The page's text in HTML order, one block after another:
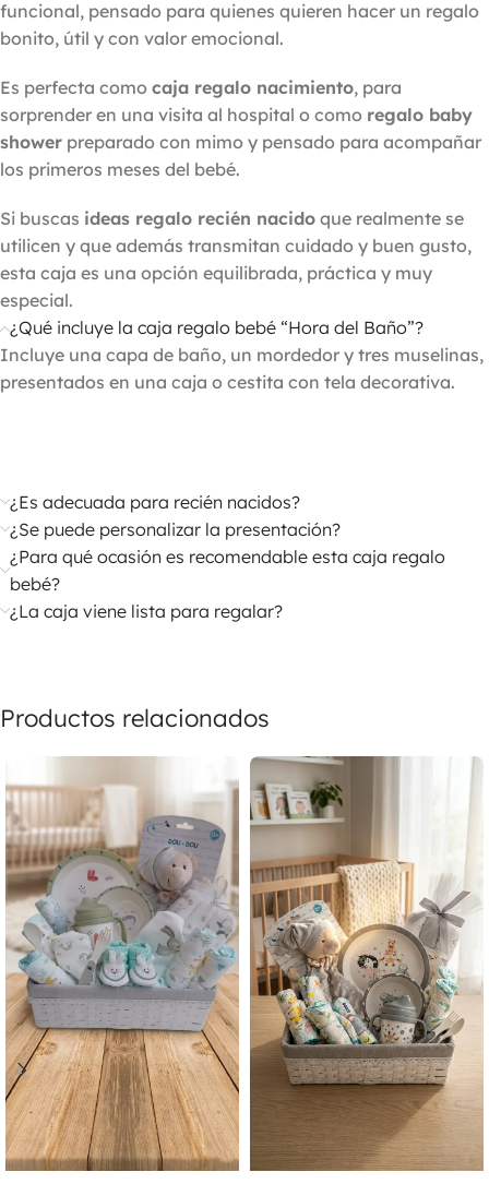
funcional, pensado para quienes quieren hacer un regalo
bonito, útil y con valor emocional.
Es perfecta como caja regalo nacimiento, para
sorprender en una visita al hospital o como regalo baby
shower preparado con mimo y pensado para acompañar
los primeros meses del bebé.
Si buscas ideas regalo recién nacido que realmente se
utilicen y que además transmitan cuidado y buen gusto,
esta caja es una opción equilibrada, práctica y muy
especial.
¿Qué incluye la caja regalo bebé “Hora del Baño”?
Incluye una capa de baño, un mordedor y tres muselinas,
presentados en una caja o cestita con tela decorativa.
¿Es adecuada para recién nacidos?
¿Se puede personalizar la presentación?
¿Para qué ocasión es recomendable esta caja regalo
bebé?
¿La caja viene lista para regalar?
Productos relacionados